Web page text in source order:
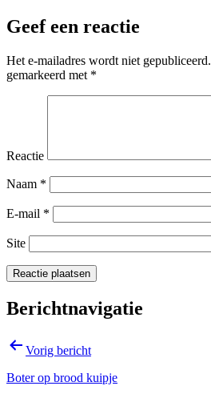
Geef een reactie
Het e-mailadres wordt niet gepubliceerd.
gemarkeerd met *
Reactie
Naam *
E-mail *
Site
Berichtnavigatie
Vorig bericht
Boter op brood kuipje